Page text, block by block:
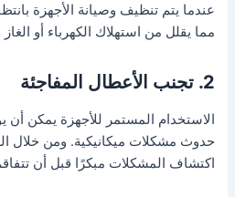
عندما يتم تنظيف وصيانة الأجهزة
مما يقلل من استهلاك الكهرباء أو
2. تجنب الأعطال المفاجئة
الاستخدام المستمر للأجهزة يمكن أن
حدوث مشكلات ميكانيكية. ومن خلال
اكتشاف المشكلات مبكرًا قبل أن